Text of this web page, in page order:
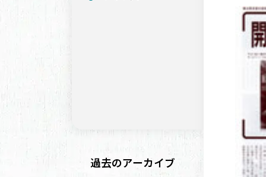
過去のアーカイブ